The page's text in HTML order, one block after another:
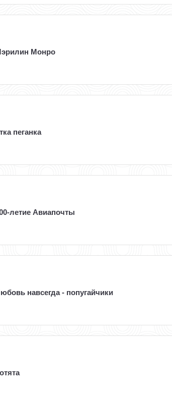
Монро
пеганка
летие Авиапочты
навсегда - попугайчики